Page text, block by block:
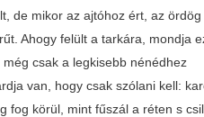
de mikor az ajtóhoz ért, az ördög
Ahogy felült a tarkára, mondja
csak a legkisebb nénédhez
van, hogy csak szólani kell:
fog körül, mint fűszál a réten s